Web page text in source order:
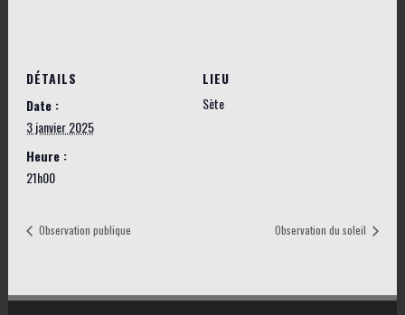
DÉTAILS
Date :
3 janvier 2025
Heure :
21h00
LIEU
Sète
Observation publique Observation du soleil